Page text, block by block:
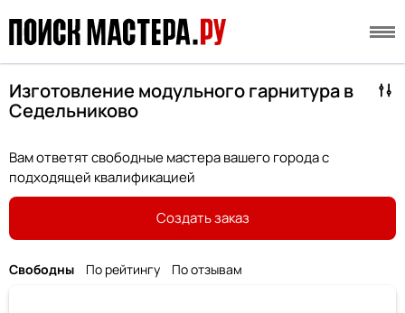
Изготовление модульного гарнитура в
Седельниково
Вам ответят свободные мастера вашего города с
подходящей квалификацией
Создать заказ
Свободны По рейтингу По отзывам